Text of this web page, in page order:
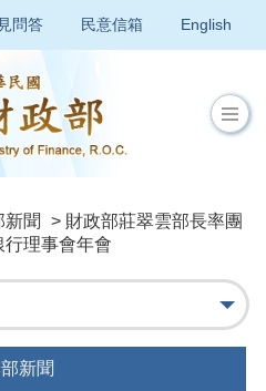
問答 民意信箱 English
新聞
> 財政部莊翠雲部長率團
理事會年會
新聞